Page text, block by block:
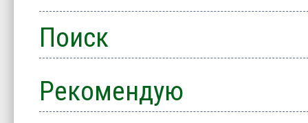
Поиск
Рекомендую